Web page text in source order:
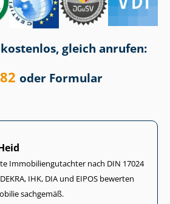
gleich anrufen:
oder Formular
Im­mo­bi­li­en­gut­ach­ter nach DIN 17024
IHK, DIA und EIPOS bewerten
sachgemäß.